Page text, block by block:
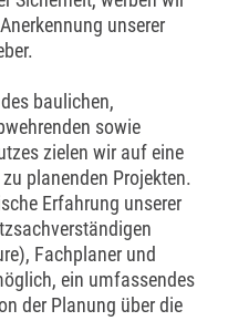
unserer
baulichen,
sowie
zielen wir auf eine
planenden Projekten.
Erfahrung unserer
Fachplaner und
ein umfassendes
der Planung über die